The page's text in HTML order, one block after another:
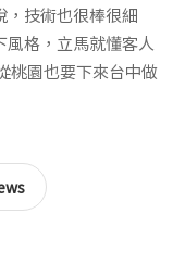
，技術也很棒很細
格，立馬就懂客人
桃園也要下來台中做